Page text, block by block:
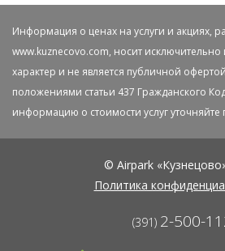
Информация о ценах на услуги и акциях,
www.kuznecovo.com, носит
характер и не является публичной
положениями статьи 437 Гражданского
информацию о стоимости услуг уточняйте
© Airpark
Политика
(391) 2-500-